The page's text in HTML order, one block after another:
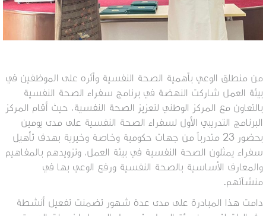
من منطلق الوعي بأهمية الصحة النفسية وأثره على الموظفين في
بيئة العمل شاركت النهضة في برنامج سفراء الصحة النفسية
بالتعاون مع المركز الوطني لتعزيز الصحة النفسية، حيث أقام المركز
البرنامج التدريبي الأول لسفراء الصحة النفسية على مدى يومين
بحضور 23 متدرباً من جهات حكومية وخاصة وخيرية بهدف تأهيل
سفراء يمثلون الصحة النفسية في بيئة العمل، وتزويدهم بالمفاهيم
والمعارف الأساسية بالصحة النفسية ورفع الوعي بها في
منشآتهم.
دامت هذا المبادرة على مدى عدة شهور تضمنت تفعيل أنشطة